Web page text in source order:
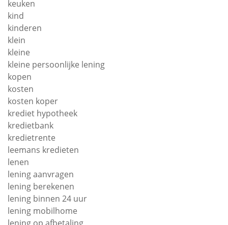
keuken
kind
kinderen
klein
kleine
kleine persoonlijke lening
kopen
kosten
kosten koper
krediet hypotheek
kredietbank
kredietrente
leemans kredieten
lenen
lening aanvragen
lening berekenen
lening binnen 24 uur
lening mobilhome